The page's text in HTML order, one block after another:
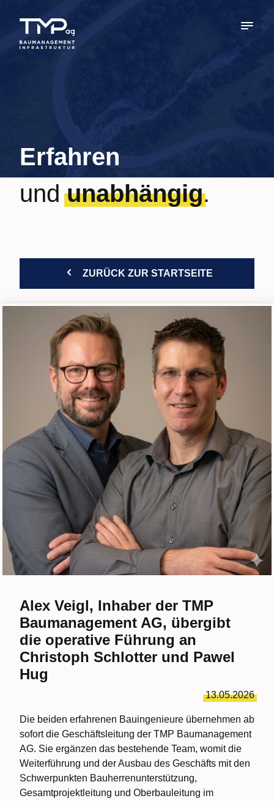
Erfahren
undunabhängig.
ZURÜCK ZUR STARTSEITE
Alex Veigl, Inhaber der TMP
Baumanagement AG, übergibt
die operative Führung an
Christoph Schlotter und Pawel
Hug
13.05.2026
Die beiden erfahrenen Bauingenieure übernehmen ab
sofort die Geschäftsleitung der TMP Baumanagement
AG. Sie ergänzen das bestehende Team, womit die
Weiterführung und der Ausbau des Geschäfts mit den
Schwerpunkten Bauherrenunterstützung,
Gesamtprojektleitung und Oberbauleitung im